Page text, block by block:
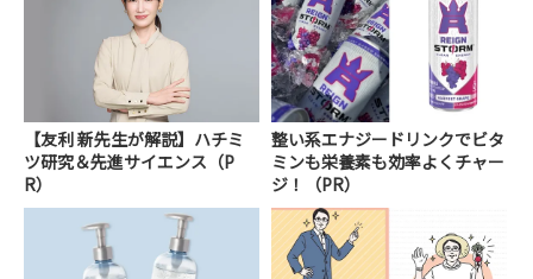
【友利 新先生が解説】ハチミ
ツ研究＆先進サイエンス（P
R）
整い系エナジードリンクでビタ
ミンも栄養素も効率よくチャー
ジ！（PR）